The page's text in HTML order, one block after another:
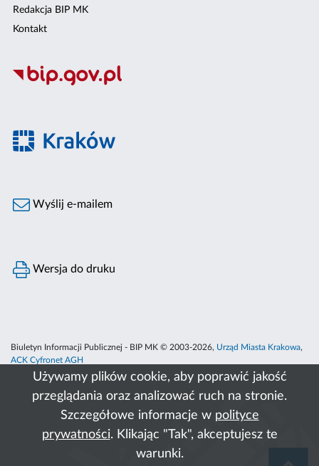
Używamy plików cookie, aby poprawić jakość
przeglądania oraz analizować ruch na stronie.
Szczegółowe informacje w polityce
prywatności. Klikając "Tak", akceptujesz te
warunki.
Redakcja BIP MK
Kontakt
Wyślij e-mailem
Wersja do druku
Biuletyn Informacji Publicznej - BIP MK © 2003-2026, Urząd Miasta Krakowa,
ACK Cyfronet AGH